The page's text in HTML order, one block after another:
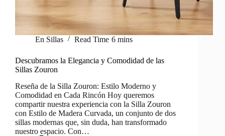
En Sillas Read Time 6 mins
Descubramos la Elegancia y Comodidad de las
Sillas Zouron
Reseña de la Silla Zouron: Estilo Moderno y
Comodidad en Cada Rincón Hoy queremos
compartir nuestra experiencia con la Silla Zouron
con Estilo de Madera Curvada, un conjunto de dos
sillas modernas que, sin duda, han transformado
nuestro espacio. Con…